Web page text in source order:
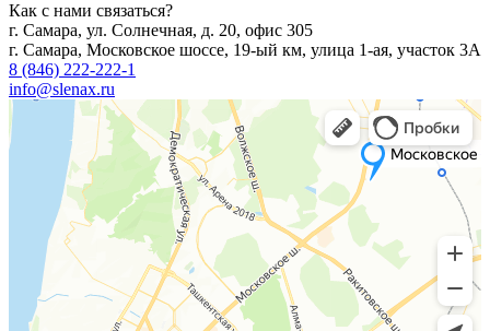
Как с нами связаться?
г. Самара, ул. Солнечная, д. 20, офис 305
г. Самара, Московское шоссе, 19-ый км, улица 1-ая, участок 3А
8 (846) 222-222-1
info@slenax.ru